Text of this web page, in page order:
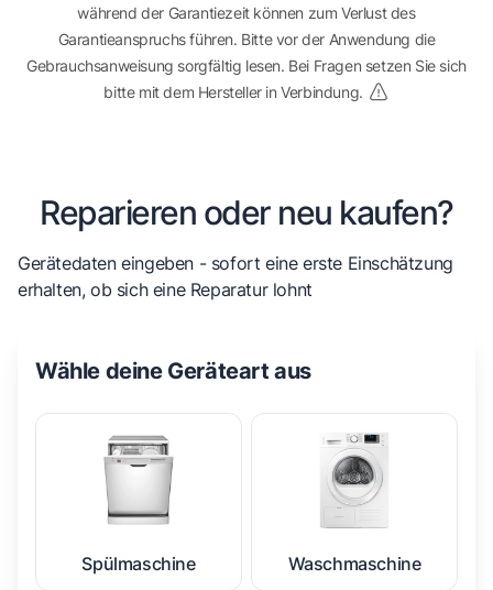
während der Garantiezeit können zum Verlust des
Garantieanspruchs führen. Bitte vor der Anwendung die
Gebrauchsanweisung sorgfältig lesen. Bei Fragen setzen Sie sich
bitte mit dem Hersteller in Verbindung.
Reparieren oder neu kaufen?
Gerätedaten eingeben - sofort eine erste Einschätzung
erhalten, ob sich eine Reparatur lohnt
Wähle deine Geräteart aus
Spülmaschine Waschmaschine